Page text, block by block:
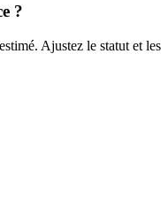
?
Ajustez le statut et les